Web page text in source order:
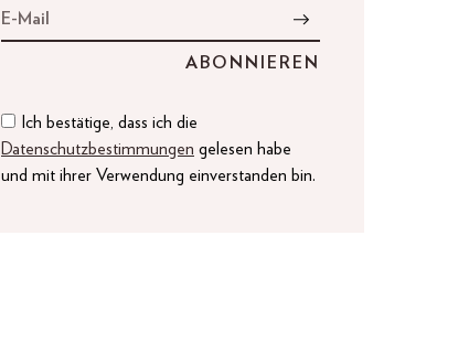
Ich bestätige, dass ich die
Datenschutzbestimmungen gelesen habe
und mit ihrer Verwendung einverstanden bin.